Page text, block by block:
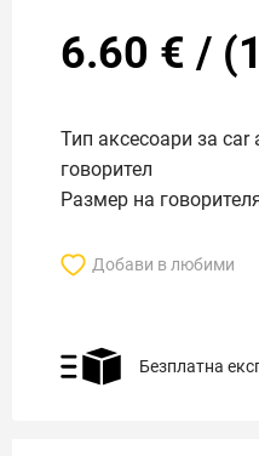
6.60 € / (
Тип аксесоари за
говорител
Размер на
Добави в любими
Безплатна